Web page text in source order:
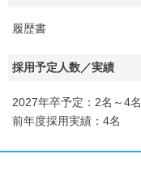
履歴書
採用予定人数／実績
2027年卒予定：2名～4名
前年度採用実績：4名